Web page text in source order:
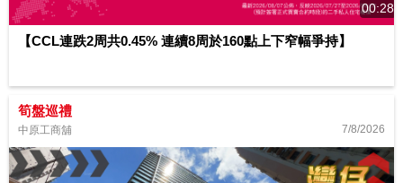
00:28
【CCL連跌2周共0.45% 連續8周於160點上下窄幅爭持】
筍盤巡禮
中原工商舖 7/8/2026